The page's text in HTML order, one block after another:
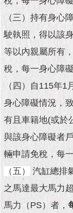
施
政
景
及
成
果
市
政
料
館
發
現
北
（三）持有身心
駛執照，得以該
等以內親屬所有
稅，每一身心障
（四）自115年
身心障礙情況，
有且車籍地(或於
與該身心障礙者
輛申請免稅，每
（五）
汽缸總排
之馬達最大馬力
馬力（PS）者，